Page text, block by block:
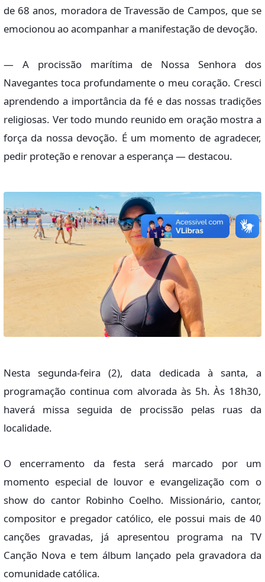
de 68 anos, moradora de Travessão de Campos, que se
emocionou ao acompanhar a manifestação de devoção.
— A procissão marítima de Nossa Senhora dos
Navegantes toca profundamente o meu coração. Cresci
aprendendo a importância da fé e das nossas tradições
religiosas. Ver todo mundo reunido em oração mostra a
força da nossa devoção. É um momento de agradecer,
pedir proteção e renovar a esperança — destacou.
Nesta segunda-feira (2), data dedicada à santa, a
programação continua com alvorada às 5h. Às 18h30,
haverá missa seguida de procissão pelas ruas da
localidade.
O encerramento da festa será marcado por um
momento especial de louvor e evangelização com o
show do cantor Robinho Coelho. Missionário, cantor,
compositor e pregador católico, ele possui mais de 40
canções gravadas, já apresentou programa na TV
Canção Nova e tem álbum lançado pela gravadora da
comunidade católica.